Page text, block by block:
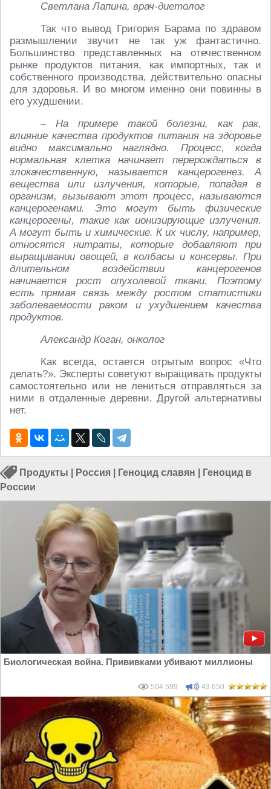
Светлана Лапина, врач-диетолог
Так что вывод Григория Барама по здравом
размышлении звучит не так уж фантастично.
Большинство представленных на отечественном
рынке продуктов питания, как импортных, так и
собственного производства, действительно опасны
для здоровья. И во многом именно они повинны в
его ухудшении.
– На примере такой болезни, как рак,
влияние качества продуктов питания на здоровье
видно максимально наглядно. Процесс, когда
нормальная клетка начинает перерождаться в
злокачественную, называется канцерогенез. А
вещества или излучения, которые, попадая в
организм, вызывают этот процесс, называются
канцерогенами. Это могут быть физические
канцерогены, такие как ионизирующие излучения.
А могут быть и химические. К их числу, например,
относятся нитраты, которые добавляют при
выращивании овощей, в колбасы и консервы. При
длительном воздействии канцерогенов
начинается рост опухолевой ткани. Поэтому
есть прямая связь между ростом статистики
заболеваемости раком и ухудшением качества
продуктов.
Александр Коган, онколог
Как всегда, остается отрытым вопрос «Что
делать?». Эксперты советуют выращивать продукты
самостоятельно или не лениться отправляться за
ними в отдаленные деревни. Другой альтернативы
нет.
Продукты Россия Геноцид славян
Геноцид в
России
Биологическая война. Прививками убивают миллионы
504 599 43 650